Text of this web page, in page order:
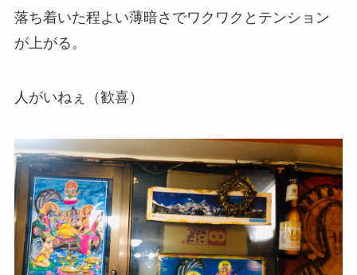
落ち着いた程よい薄暗さでワクワクとテンション
が上がる。
人がいねぇ（歓喜）